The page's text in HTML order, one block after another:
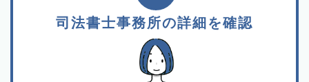
司法書士事務所の詳細を確認